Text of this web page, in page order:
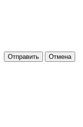
Отправить Отмена